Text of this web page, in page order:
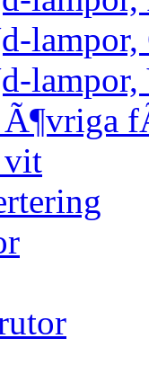
lampor,
vit